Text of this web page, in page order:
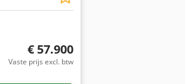
€ 57.900
Vaste prijs excl. btw